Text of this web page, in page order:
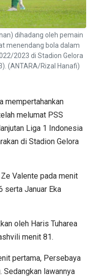
dihadang oleh pemain
menendang bola dalam
2023 di Stadion Gelora
(ANTARA/Rizal Hanafi)
mempertahankan
melumat PSS
Liga 1 Indonesia
di Stadion Gelora
Valente pada menit
serta Januar Eka
oleh Haris Tuharea
menit 81.
pertama, Persebaya
Sedangkan lawannya